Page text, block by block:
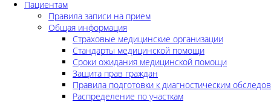
Пациентам
Правила записи на прием
Общая информация
Страховые медицинские организации
Стандарты медицинской помощи
Сроки ожидания медицинской помощи
Защита прав граждан
Правила подготовки к диагностическим
Распределение по участкам